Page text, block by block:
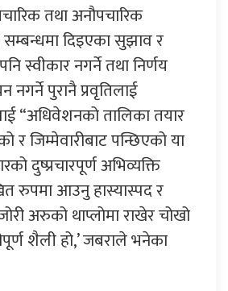
तथा अनौपचारिक
दिइएका सुझाव र
स्वीकार नगर्ने तथा निर्णय
नगर्ने पुरानै प्रवृतिलाई
“अधिवेशनको तालिका तयार
र जिम्मेवारीबाट पन्छिएको या
दुष्प्रचारपूर्ण अभिव्यक्ति
रुपमा आउनु हास्यास्पद र
अरुको थाप्लोमा राखेर चोखो
शैली हो,’ जबराले भनेका